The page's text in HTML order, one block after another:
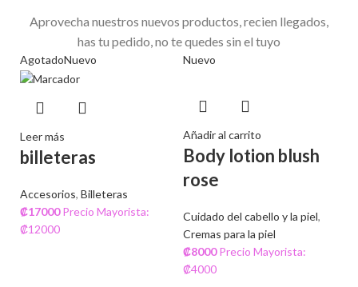
Aprovecha nuestros nuevos productos, recien llegados,
has tu pedido, no te quedes sin el tuyo
AgotadoNuevo
Leer más
billeteras
Accesorios, Billeteras
₡17000 Precio Mayorista:
₡12000
Nuevo
Añadir al carrito
Body lotion blush
rose
Cuidado del cabello y la piel,
Cremas para la piel
₡8000 Precio Mayorista:
₡4000